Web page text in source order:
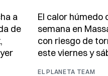
a
de
El calor húmedo
semana en
con riesgo de
este viernes y
EL PLANETA TEAM